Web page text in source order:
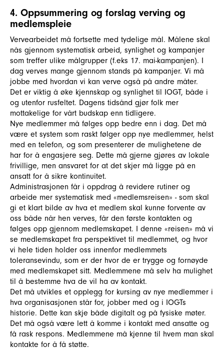
4. Oppsummering og forslag verving og
medlemspleie
Vervearbeidet må fortsette med tydelige mål. Målene skal
nås gjennom systematisk arbeid, synlighet og kampanjer
som treffer ulike målgrupper (f.eks 17. mai-kampanjen). I
dag verves mange gjennom stands på kampanjer. Vi må
jobbe med hvordan vi kan verve også på andre måter.
Det er viktig å øke kjennskap og synlighet til IOGT, både i
og utenfor rusfeltet. Dagens tidsånd gjør folk mer
mottakelige for vårt budskap enn tidligere.
Nye medlemmer må følges opp bedre enn i dag. Det må
være et system som raskt følger opp nye medlemmer, helst
med en telefon, og som presenterer de mulighetene de
har for å engasjere seg. Dette må gjerne gjøres av lokale
frivillige, men ansvaret for at det skjer må ligge på en
ansatt for å sikre kontinuitet.
Administrasjonen får i oppdrag å revidere rutiner og
arbeide mer systematisk med «medlemsreisen» - som skal
gi et klart bilde av hva et medlem skal kunne forvente av
oss både når hen verves, får den første kontakten og
følges opp gjennom medlemskapet. I denne «reisen» må vi
se medlemskapet fra perspektivet til medlemmet, og hvor
vi hele tiden holder oss innenfor medlemmets
toleransevindu, som er der hvor de er trygge og fornøyde
med medlemskapet sitt. Medlemmene må selv ha mulighet
til å bestemme hva de vil ha av kontakt.
Det må utvikles et opplegg for kursing av nye medlemmer i
hva organisasjonen står for, jobber med og i IOGTs
historie. Dette kan skje både digitalt og på fysiske møter.
Det må også være lett å komme i kontakt med ansatte og
få rask respons. Medlemmene må kjenne til hvem man skal
kontakte for å få støtte.